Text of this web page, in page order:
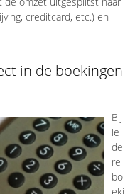
creditcard, etc.) en
in de boekingen
Bij
ie
de
re
bo